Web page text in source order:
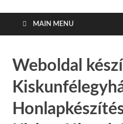
MAIN MENU
Weboldal